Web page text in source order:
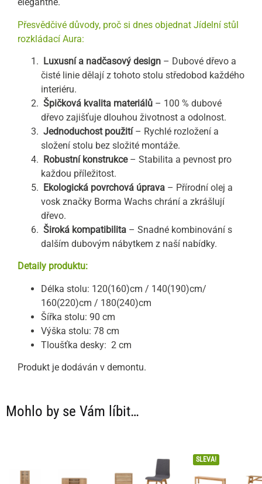
Přesvědčivé důvody, proč si dnes objednat Jídelní stůl
rozkládací Aura:
Luxusní a nadčasový design – Dubové dřevo a
čisté linie dělají z tohoto stolu středobod každého
interiéru.
Špičková kvalita materiálů – 100 % dubové
dřevo zajišťuje dlouhou životnost a odolnost.
Jednoduchost použití– Rychlé rozložení a
složení stolu bez složité montáže.
Robustní konstrukce– Stabilita a pevnost pro
každou příležitost.
Ekologická povrchová úprava – Přírodní olej a
vosk značky Borma Wachs chrání a zkrášlují
dřevo.
Široká kompatibilita – Snadné kombinování s
dalším dubovým nábytkem z naší nabídky.
Detaily produktu:
Délka stolu: 120(160)cm / 140(190)cm/
160(220)cm / 180(240)cm
Šířka stolu: 90 cm
Výška stolu: 78 cm
Tloušťka desky: 2 cm
Produkt je dodáván v demontu.
Mohlo by se Vám líbit…
SLEVA!